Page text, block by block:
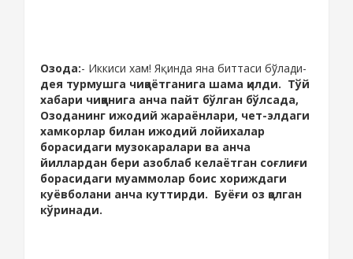
Озода:- Иккиси хам! Яқинда яна биттаси бўлади-
дея турмушга чиқаётганига шама қилди. Тўй
хабари чиққанига анча пайт бўлган бўлсада,
Озоданинг ижодий жараёнлари, чет-элдаги
хамкорлар билан ижодий лойихалар
борасидаги музокаралари ва анча
йиллардан бери азоблаб келаётган соғлиғи
борасидаги муаммолар боис хориждаги
куёвболани анча куттирди. Буёғи оз қолган
кўринади.